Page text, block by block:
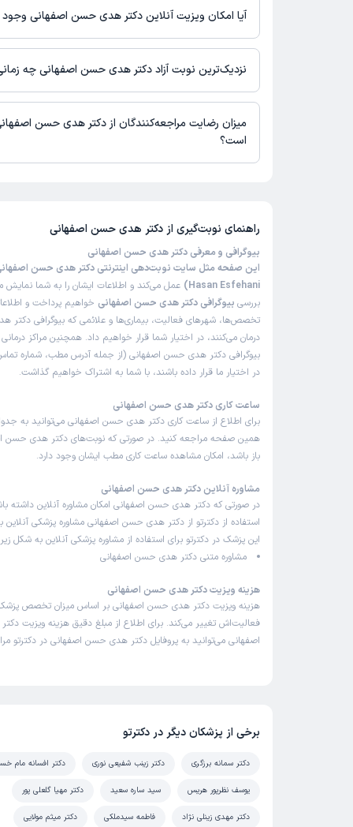
نیست.
آیا امکان ویزیت آنلاین دکتر هدی حسن اصفهانی وجود
در حال حاضر دکتر هدی حسن اصفهانی مشاوره پزشکی متنی فعال
نزدیک‌ترین نوبت آزاد دکتر هدی حسن اصفهانی چه
زمان نوبت‌دهی و پذیرش بیماران با هماهنگی مطب مشخص می‌شود.
میزان رضایت مراجعه‌کنندگان از دکتر هدی حسن
است؟
راهنمای نوبت‌گیری از دکتر هدی حسن اصفهانی
بیوگرافی و معرفی دکتر هدی حسن اصفهانی
Hasan Esfehani)
عمل می‌کند و اطلاعات ایشان را به شما نمایش
بررسی بیوگرافی دکتر هدی حسن اصفهانی خواهیم پرداخت و
تخصص‌ها، شهرهای فعالیت، بیماری‌ها و علائمی که بیوگرافی دکتر
درمان می‌کنند، در اختیار شما قرار خواهیم داد. همچنین مراکز
بیوگرافی دکتر هدی حسن اصفهانی (از جمله آدرس مطب، شماره
در اختیار ما قرار داده باشند، با شما به اشتراک خواهیم گذاشت.
ساعت کاری دکتر هدی حسن اصفهانی
برای اطلاع از ساعت کاری دکتر هدی حسن اصفهانی می‌توانید به
همین صفحه مراجعه کنید. در صورتی که نوبت‌های دکتر هدی حسن
باز باشد، امکان مشاهده ساعت کاری مطب ایشان وجود دارد.
مشاوره آنلاین دکتر هدی حسن اصفهانی
در صورتی که دکتر هدی حسن اصفهانی امکان مشاوره آنلاین داشته
استفاده از دکترتو از دکتر هدی حسن اصفهانی مشاوره پزشکی آنلاین
این پزشک در دکترتو برای استفاده از مشاوره پزشکی آنلاین به شکل
مشاوره متنی دکتر هدی حسن اصفهانی
هزینه ویزیت دکتر هدی حسن اصفهانی
هزینه ویزیت دکتر هدی حسن اصفهانی بر اساس میزان تخصص
فعالیت‌اش تغییر می‌کند. برای اطلاع از مبلغ دقیق هزینه ویزیت
اصفهانی می‌توانید به پروفایل دکتر هدی حسن اصفهانی در دکترتو
برخی از پزشکان دیگر در دکترتو
دکتر سمانه برزگری دکتر زینب شفیعی نوری دکتر افسانه مام
یوسف نظرپور هریس سید ساره سعید دکتر مهیا گلعلی پور
دکتر مهدی زینلی نژاد فاطمه سیدملکی دکتر میثم مولایی